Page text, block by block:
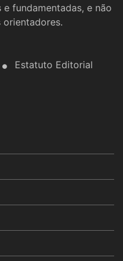
fundamentadas, e não
Estatuto Editorial